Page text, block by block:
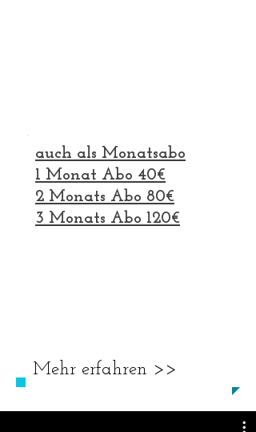
auch als Monatsabo
1 Monat Abo 40€
2 Monats Abo 80€
3 Monats Abo 120€
Mehr erfahren >>